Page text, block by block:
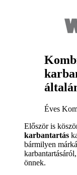
Éves
Először is
karbantartás
bármilyen
önnek.